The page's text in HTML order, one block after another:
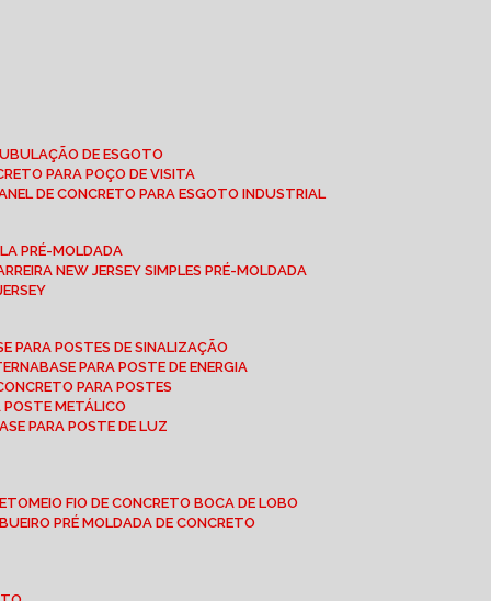
DE ESGOTO
PARA POÇO DE VISITA
ANEL DE CONCRETO PARA ESGOTO INDUSTRIAL
PRÉ-MOLDADA
NEW JERSEY SIMPLES PRÉ-MOLDADA
PARA POSTES DE SINALIZAÇÃO
BASE PARA POSTE DE ENERGIA
PARA POSTES
POSTE METÁLICO
BASE PARA POSTE DE LUZ
MEIO FIO DE CONCRETO BOCA DE LOBO
BUEIRO PRÉ MOLDADA DE CONCRETO